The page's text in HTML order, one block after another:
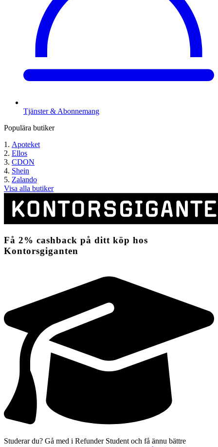
Tjänster & Abonnemang
Populära butiker
Apoteket
Ellos
CDON
Shein
Zalando
Visa alla butiker
Få 2% cashback på ditt köp hos
Kontorsgiganten
Studerar du? Gå med i Refunder Student och få ännu bättre